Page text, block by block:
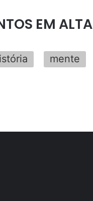
EM ALTA
mente